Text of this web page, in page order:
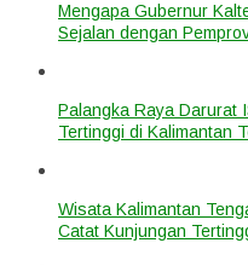
Mengapa Gubernur
Sejalan dengan
Palangka Raya Darurat
Tertinggi di Kalimantan
Wisata Kalimantan
Catat Kunjungan